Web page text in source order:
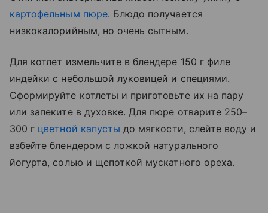
картофельным пюре. Блюдо получается
низкокалорийным, но очень сытным.
Для котлет измельчите в блендере 150 г филе
индейки с небольшой луковицей и специями.
Сформируйте котлеты и приготовьте их на пару
или запеките в духовке. Для пюре отварите 250–
300 г цветной капусты до мягкости, слейте воду и
взбейте блендером с ложкой натурального
йогурта, солью и щепоткой мускатного ореха.